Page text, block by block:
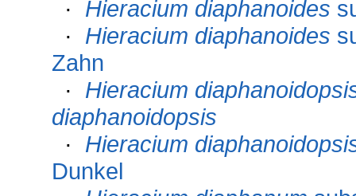
· Hieracium diaphanoides
· Hieracium diaphanoides
Zahn
· Hieracium
diaphanoidopsis
· Hieracium
Dunkel